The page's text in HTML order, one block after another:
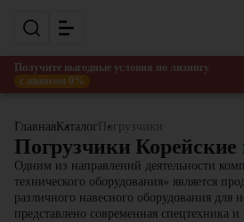
Получите выгодные условия по лизингу
с авансом 0%
Главная Каталог Погрузчики
Погрузчики Корейские
Одним из направлений деятельности
технического оборудования» является
различного навесного оборудования для
представлено современная спецтехника